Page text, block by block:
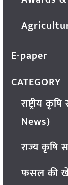
E-paper
CATEGORY
राष्ट्रीय
News)
राज्य कृषि
फसल की